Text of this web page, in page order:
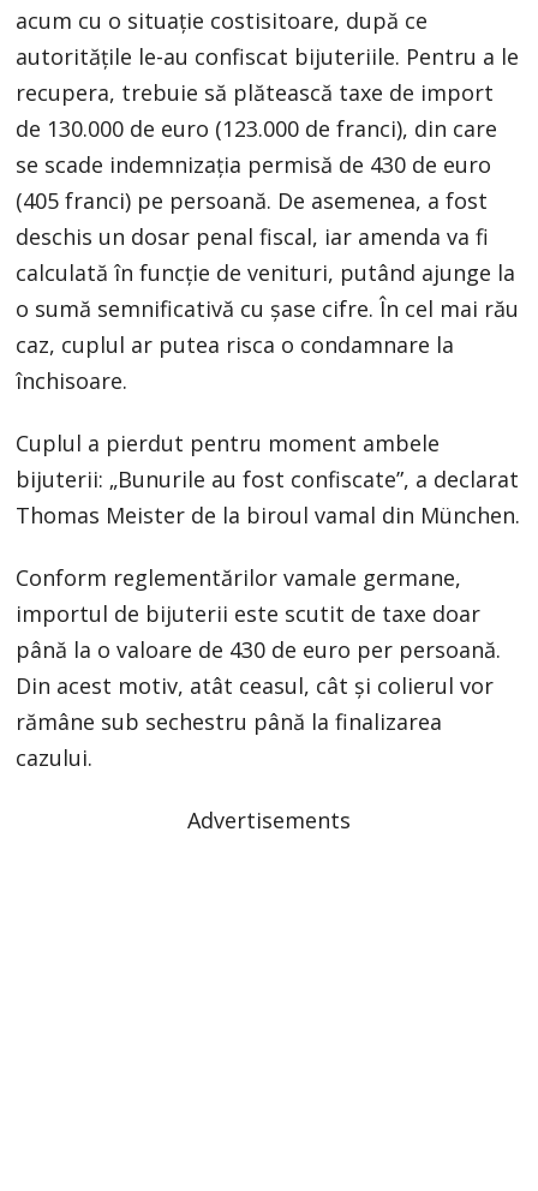
acum cu o situație costisitoare, după ce
autoritățile le-au confiscat bijuteriile. Pentru a le
recupera, trebuie să plătească taxe de import
de 130.000 de euro (123.000 de franci), din care
se scade indemnizația permisă de 430 de euro
(405 franci) pe persoană. De asemenea, a fost
deschis un dosar penal fiscal, iar amenda va fi
calculată în funcție de venituri, putând ajunge la
o sumă semnificativă cu șase cifre. În cel mai rău
caz, cuplul ar putea risca o condamnare la
închisoare.
Cuplul a pierdut pentru moment ambele
bijuterii: „Bunurile au fost confiscate”, a declarat
Thomas Meister de la biroul vamal din München.
Conform reglementărilor vamale germane,
importul de bijuterii este scutit de taxe doar
până la o valoare de 430 de euro per persoană.
Din acest motiv, atât ceasul, cât și colierul vor
rămâne sub sechestru până la finalizarea
cazului.
Advertisements